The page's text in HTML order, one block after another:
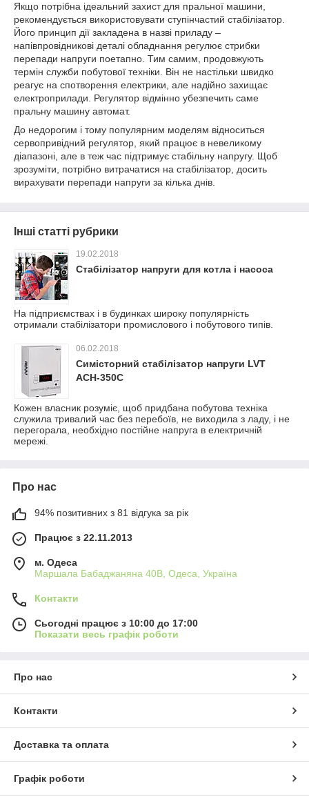
Якщо потрібна ідеальний захист для пральної машини,
рекомендується використовувати ступінчастий стабілізатор.
Його принцип дії закладена в назві приладу –
напівпровідникові деталі обладнання регулює стрибки
перепади напруги поетапно. Тим самим, продовжують
термін служби побутової техніки. Він не настільки швидко
реагує на спотворення електрики, але надійно захищає
електроприлади. Регулятор відмінно убезпечить саме
пральну машину автомат.
До недорогим і тому популярним моделям відноситься
сервопривідний регулятор, який працює в невеликому
діапазоні, але в теж час підтримує стабільну напругу. Щоб
зрозуміти, потрібно витрачатися на стабілізатор, досить
вирахувати перепади напруги за кілька днів.
Інші статті рубрики
19.02.2018
Стабілізатор напруги для котла і насоса
На підприємствах і в будинках широку популярність
отримали стабілізатори промислового і побутового типів.
06.02.2018
Симісторний стабілізатор напруги LVT
АСН-350С
Кожен власник розуміє, щоб придбана побутова техніка
служила тривалий час без перебоїв, не виходила з ладу, і не
перегорала, необхідно постійне напруга в електричній
мережі.
Про нас
94% позитивних з 81 відгука за рік
Працює з 22.11.2013
м. Одеса
Маршала Бабаджаняна 40В, Одеса, Україна
Контакти
Сьогодні працює з 10:00 до 17:00
Показати весь графік роботи
Про нас
Контакти
Доставка та оплата
Графік роботи